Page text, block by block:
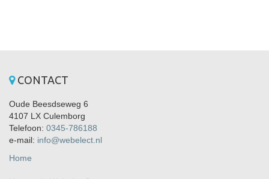
CONTACT
Oude Beesdseweg 6
4107 LX Culemborg
Telefoon: 0345-786188
e-mail: info@webelect.nl
Home